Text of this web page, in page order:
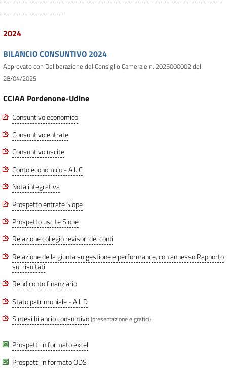
-----------------
2024
BILANCIO CONSUNTIVO 2024
Approvato con Deliberazione del Consiglio Camerale n. 2025000002 del
28/04/2025
CCIAA Pordenone-Udine
Consuntivo economico
Consuntivo entrate
Consuntivo uscite
Conto economico - All. C
Nota integrativa
Prospetto entrate Siope
Prospetto uscite Siope
Relazione collegio revisori dei conti
Relazione della giunta su gestione e performance, con annesso Rapporto
sui risultati
Rendiconto finanziario
Stato patrimoniale - All. D
Sintesi bilancio consuntivo(presentazione e grafici)
Prospetti in formato excel
Prospetti in formato ODS